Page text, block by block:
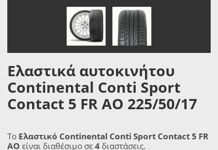
Ελαστικά αυτοκινήτου
Continental Conti Sport
Contact 5 FR AO 225/50/17
Το Ελαστικό Continental Conti Sport Contact 5 FR
AO είναι διαθέσιμο σε4 διαστάσεις.